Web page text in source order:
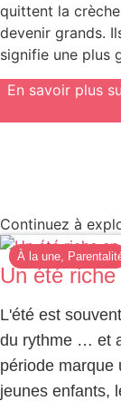
quittent la
devenir grands.
signifie une plus
En savoir plus
Continuez à
À la une
Un été
L'été est
du rythme … et
période marque
jeunes enfants,